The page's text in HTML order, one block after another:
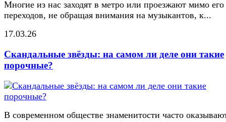
Многие из нас заходят в метро или проезжают мимо его
переходов, не обращая внимания на музыкантов, к...
17.03.26
Скандальные звёзды: на самом ли деле они такие
порочные?
В современном обществе знаменитости часто